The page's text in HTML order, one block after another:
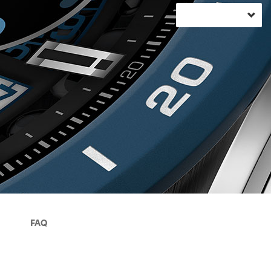
FAQ